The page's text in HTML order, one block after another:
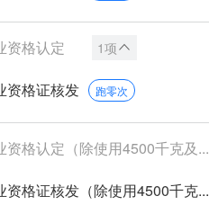
资格认定 1项
资格证核发 跑零次
格认定（除使用4500千克及...
格证核发（除使用4500千克...